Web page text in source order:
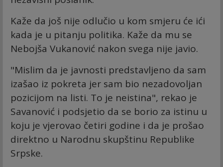
Kaže da još nije odlučio u kom smjeru će ići
kada je u pitanju politika. Kaže da mu se
Nebojša Vukanović nakon svega nije javio.
"Mislim da je javnosti predstavljeno da sam
izašao iz pokreta jer sam bio nezadovoljan
pozicijom na listi. To je neistina", rekao je
Savanović i podsjetio da se borio za istinu u
koju je vjerovao četiri godine i da je prošao
direktno u Narodnu skupštinu Republike
Srpske.